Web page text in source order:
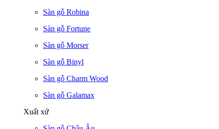
Sàn gỗ Robina
Sàn gỗ Fortune
Sàn gỗ Morser
Sàn gỗ Binyl
Sàn gỗ Charm Wood
Sàn gỗ Galamax
Xuất xứ